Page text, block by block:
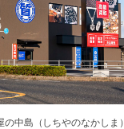
の中島（しちやのなかしま）